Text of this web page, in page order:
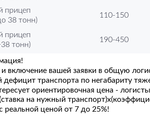
прицеп
38 тонн)
110-150
прицеп
тонн)
190-450
и включение вашей заявки в общую
транспорта по негабариту
ориентировочная цена -
на нужный
реальной ценой от 7 до 25%!